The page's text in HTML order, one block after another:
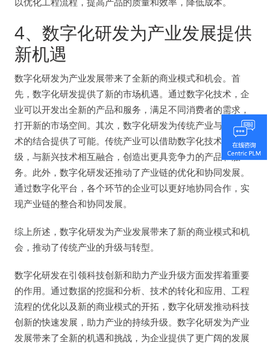
4、数字化研发为产业发展提供
新机遇
数字化研发为产业发展带来了全新的商业模式和机会。首
先，数字化研发提供了新的市场机遇。通过数字化技术，企
业可以开发出全新的产品和服务，满足不同消费者的需求，
打开新的市场空间。其次，数字化研发为传统产业与新兴技
术的结合提供了可能。传统产业可以借助数字化技术实现升
级，与新兴技术相互融合，创造出更具竞争力的产品和服
务。此外，数字化研发还推动了产业链的优化和协同发展。
通过数字化平台，各个环节的企业可以更好地协同合作，实
现产业链的整合和协同发展。
综上所述，数字化研发为产业发展带来了新的商业模式和机
会，推动了传统产业的升级与转型。
数字化研发在引领科技创新和助力产业升级方面发挥着重要
的作用。通过数据的挖掘和分析、技术的转化和应用、工程
流程的优化以及新的商业模式的开拓，数字化研发推动科技
创新的快速发展，助力产业的持续升级。数字化研发为产业
发展带来了全新的机遇和挑战，为企业提供了更广阔的发展